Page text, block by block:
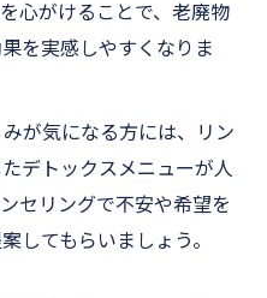
心がけることで、老廃物
を実感しやすくなりま
が気になる方には、リン
デトックスメニューが人
セリングで不安や希望を
してもらいましょう。